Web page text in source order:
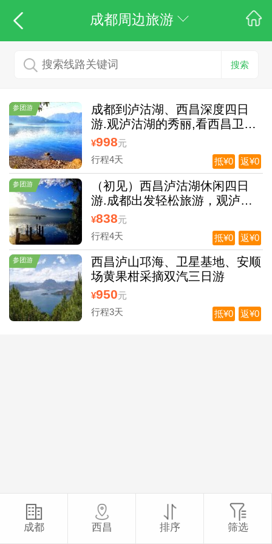
成都周边旅游
搜索
参团游
成都到泸沽湖、西昌深度四日
游.观泸沽湖的秀丽,看西昌卫星
城
¥998元
行程4天
返¥0
抵¥0
参团游
（初见）西昌泸沽湖休闲四日
游.成都出发轻松旅游，观泸沽
湖秀美风光
¥838元
行程4天
返¥0
抵¥0
参团游
西昌泸山邛海、卫星基地、安顺
场黄果柑采摘双汽三日游
¥950元
行程3天
返¥0
抵¥0
成都 西昌 排序 筛选